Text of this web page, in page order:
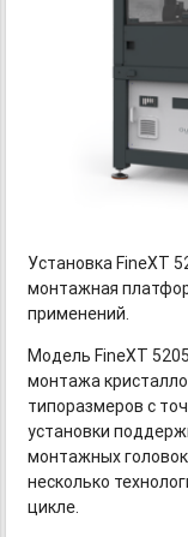
Установка FineXT
монтажная
применений.
Модель FineXT
монтажа
типоразмеров с
установки
монтажных
несколько
цикле.